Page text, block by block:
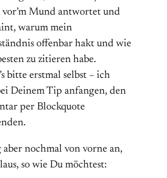
vor’m Mund antwortet und
warum mein
offenbar hakt und wie
zu zitieren habe.
bitte erstmal selbst – ich
Deinem Tip anfangen, den
per Blockquote
aber nochmal von vorne an,
so wie Du möchtest: